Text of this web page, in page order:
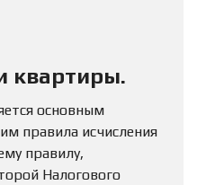
квартиры.
основным
правила исчисления
правилу,
Налогового